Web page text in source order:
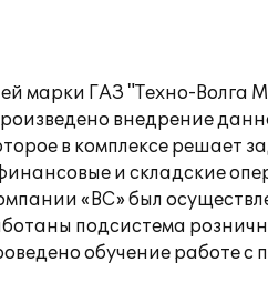
марки ГАЗ "Техно-
внедрение
в комплексе решает
и складские
«ВС» был
подсистема
обучение работе